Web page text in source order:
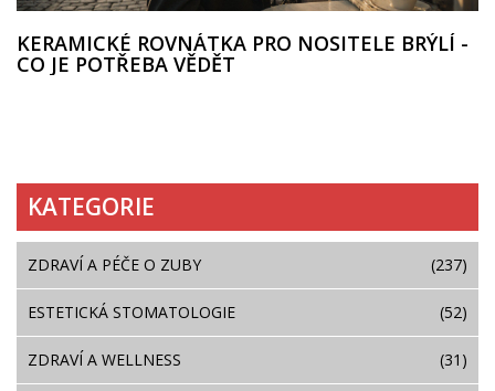
KERAMICKÉ ROVNÁTKA PRO NOSITELE BRÝLÍ -
CO JE POTŘEBA VĚDĚT
KATEGORIE
ZDRAVÍ A PÉČE O ZUBY (237)
ESTETICKÁ STOMATOLOGIE (52)
ZDRAVÍ A WELLNESS (31)